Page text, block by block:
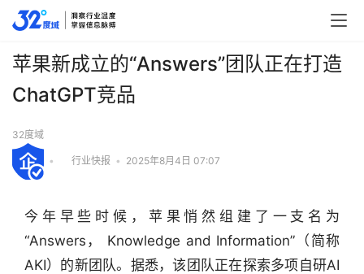
苹果新成立的“Answers”团队正在打造
ChatGPT竞品
32度域
• 行业快报 • 2025年8月4日 07:07
今年早些时候，苹果悄然组建了一支名为
“Answers， Knowledge and Information”（简称
AKI）的新团队。据悉，该团队正在探索多项自研AI